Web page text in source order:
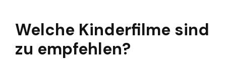
Welche Kinderfilme sind
zu empfehlen?